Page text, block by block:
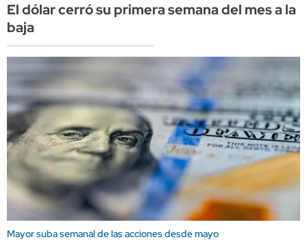
El dólar cerró su primera semana del mes a la
baja
Mayor suba semanal de las acciones desde mayo